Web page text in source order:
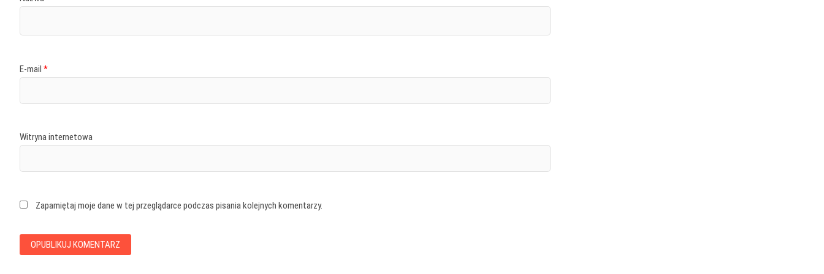
E-mail *
Witryna internetowa
Zapamiętaj moje dane w tej przeglądarce podczas pisania kolejnych komentarzy.